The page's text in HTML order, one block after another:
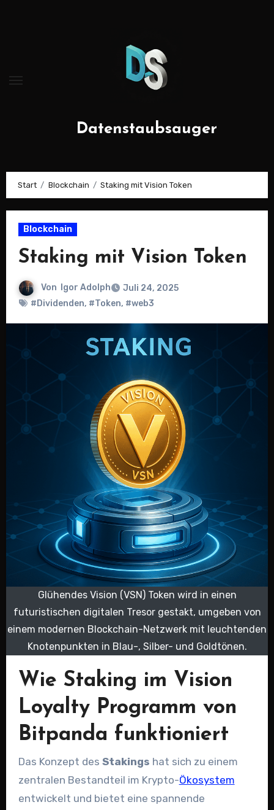
Datenstaubsauger
Start Blockchain Staking mit Vision Token
Blockchain
Staking mit Vision Token
Von Igor Adolph
Juli 24, 2025
#Dividenden, #Token, #web3
Glühendes Vision (VSN) Token wird in einen
futuristischen digitalen Tresor gestakt, umgeben von
einem modernen Blockchain-Netzwerk mit leuchtenden
Knotenpunkten in Blau-, Silber- und Goldtönen.
Wie Staking im Vision
Loyalty Programm von
Bitpanda funktioniert
Das Konzept des Stakings hat sich zu einem
zentralen Bestandteil im Krypto-Ökosystem
entwickelt und bietet eine spannende